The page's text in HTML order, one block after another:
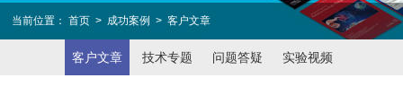
当前位置： 首页 > 成功案例 > 客户文章
客户文章 技术专题 问题答疑 实验视频